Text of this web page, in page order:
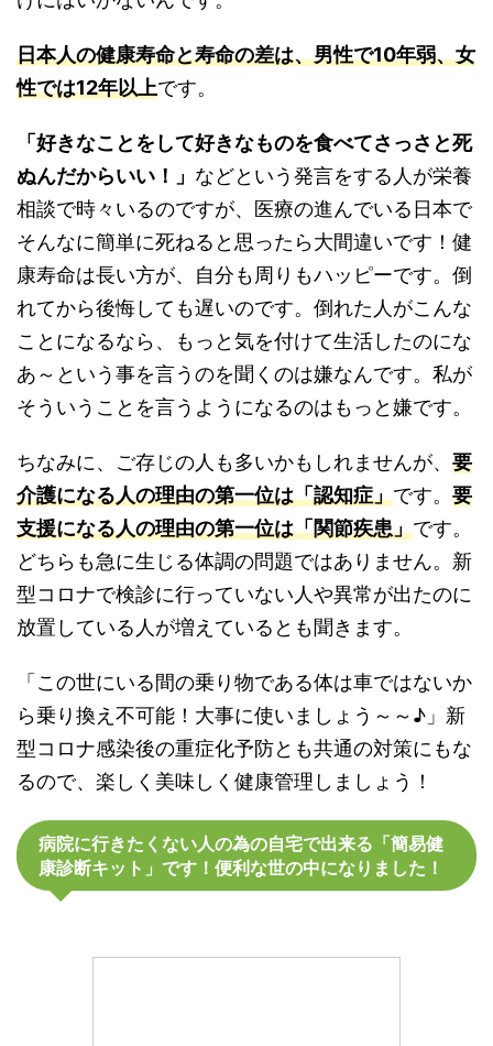
日本人の健康寿命と寿命の差は、男性で10年弱、女
性では12年以上です。
「好きなことをして好きなものを食べてさっさと死
ぬんだからいい！」 などという発言をする人が栄養
相談で時々いるのですが、医療の進んでいる日本で
そんなに簡単に死ねると思ったら大間違いです！健
康寿命は長い方が、自分も周りもハッピーです。倒
れてから後悔しても遅いのです。倒れた人がこんな
ことになるなら、もっと気を付けて生活したのにな
あ～という事を言うのを聞くのは嫌なんです。私が
そういうことを言うようになるのはもっと嫌です。
ちなみに、ご存じの人も多いかもしれませんが、 要
介護になる人の理由の第一位は「認知症」です。 要
支援になる人の理由の第一位は「関節疾患」です。
どちらも急に生じる体調の問題ではありません。新
型コロナで検診に行っていない人や異常が出たのに
放置している人が増えているとも聞きます。
「この世にいる間の乗り物である体は車ではないか
ら乗り換え不可能！大事に使いましょう～～♪」新
型コロナ感染後の重症化予防とも共通の対策にもな
るので、楽しく美味しく健康管理しましょう！
病院に行きたくない人の為の自宅で出来る「簡易健
康診断キット」です！便利な世の中になりました！